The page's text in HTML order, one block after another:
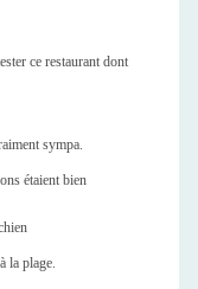
ce restaurant dont
sympa.
étaient bien
la plage.